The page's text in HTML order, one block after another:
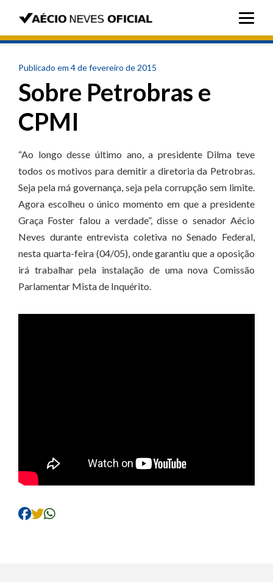
Publicado em 4 de fevereiro de 2015
Sobre Petrobras e
CPMI
“Ao longo desse último ano, a presidente Dilma teve
todos os motivos para demitir a diretoria da Petrobras.
Seja pela má governança, seja pela corrupção sem limite.
Agora escolheu o único momento em que a presidente
Graça Foster falou a verdade”, disse o senador Aécio
Neves durante entrevista coletiva no Senado Federal,
nesta quarta-feira (04/05), onde garantiu que a oposição
irá trabalhar pela instalação de uma nova Comissão
Parlamentar Mista de Inquérito.